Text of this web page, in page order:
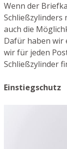
Wenn der
Schließzylinders
auch die
Dafür haben wir
wir für jeden
Schließzylinder
Einstiegschutz